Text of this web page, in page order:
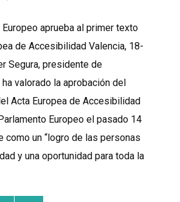
Europeo aprueba al primer texto
de Accesibilidad Valencia, 18-
Segura, presidente de
ha valorado la aprobación del
Acta Europea de Accesibilidad
Europeo el pasado 14
como un “logro de las personas
y una oportunidad para toda la